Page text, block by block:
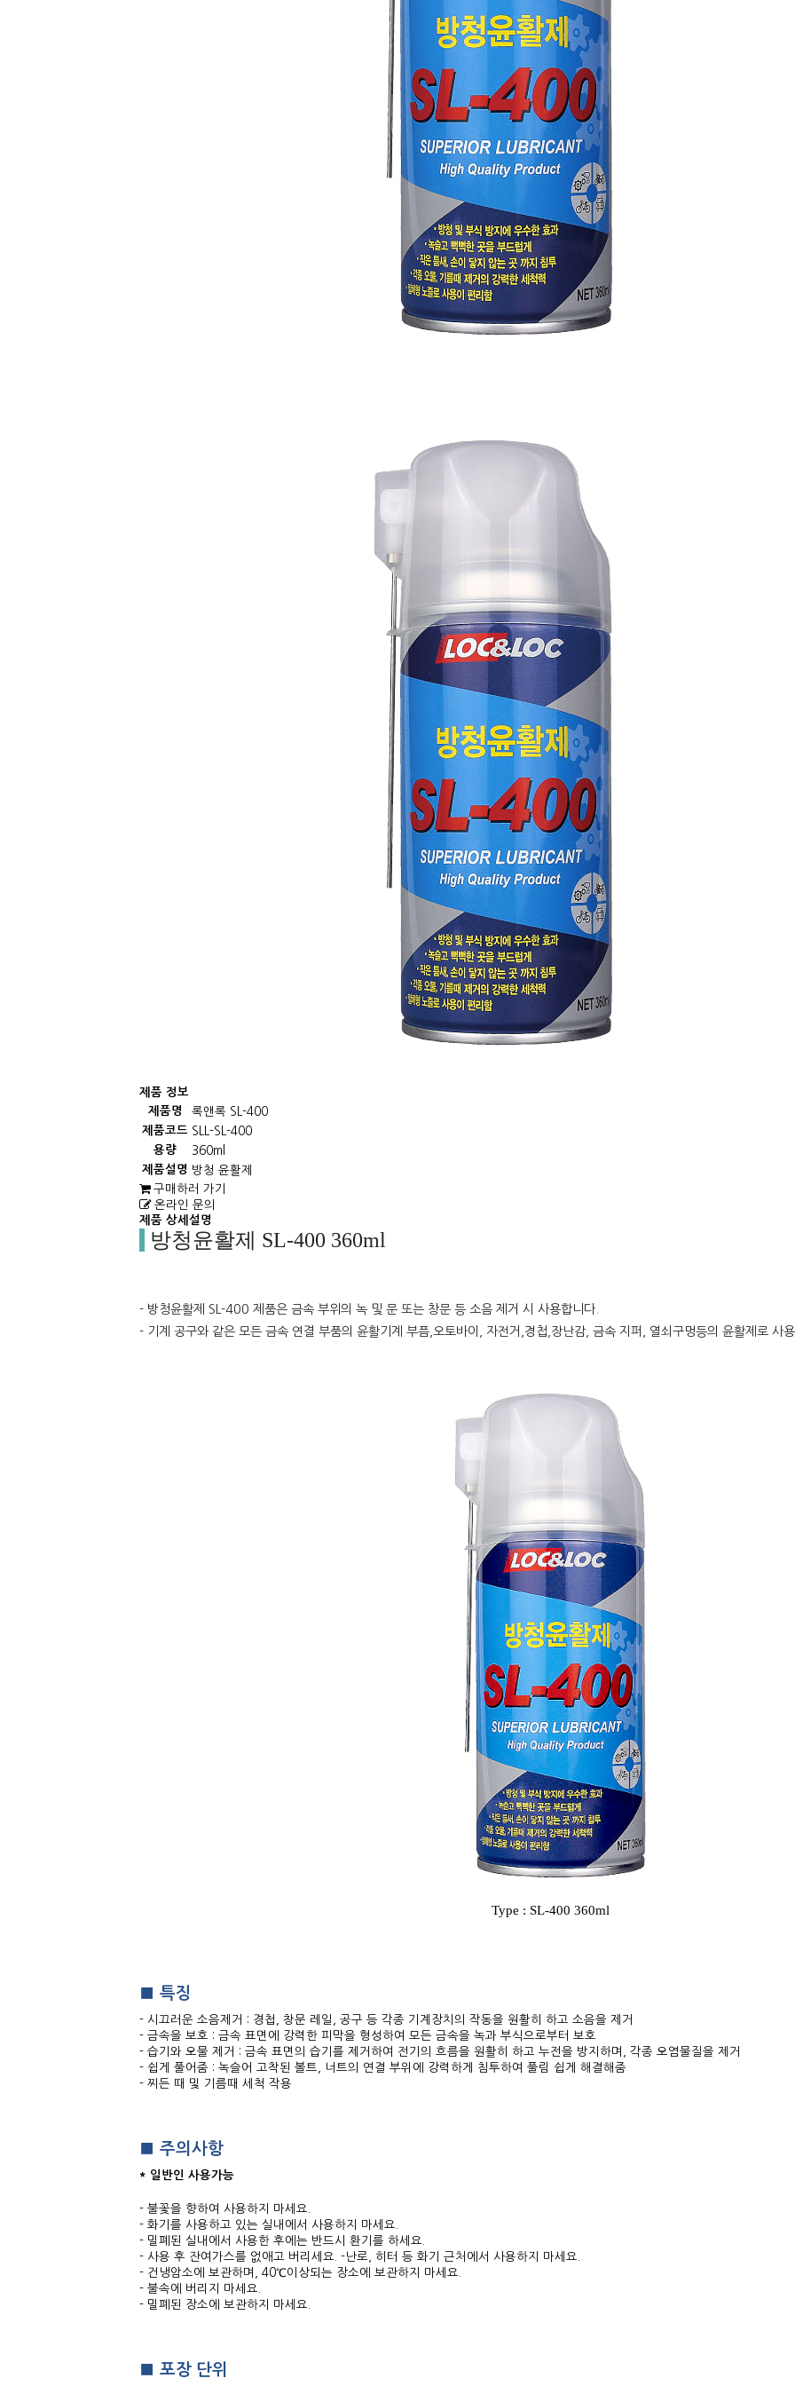
제품 정보
제품명
록앤록 SL-400
제품코드 SLL-SL-400
용량 360ml
제품설명 방청 윤활제
구매하러 가기
온라인 문의
제품 상세설명
방청윤활제 SL-400 360ml
- 방청윤활제 SL-400 제품은 금속 부위의 녹 및 문 또는 창문 등 소음 제거 시 사용합니다.
- 기계 공구와 같은 모든 금속 연결 부품의 윤활기계 부픔,오토바이, 자전거,경첩,장난감, 금속 지퍼, 열쇠구멍등의 윤활제로 사용
Type : SL-400 360ml
■ 특징
- 시끄러운 소음제거 : 경첩, 창문 레일, 공구 등 각종 기계장치의 작동을 원활히 하고 소음을 제거
- 금속을 보호 : 금속 표면에 강력한 피막을 형성하여 모든 금속을 녹과 부식으로부터 보호
- 습기와 오물 제거 : 금속 표면의 습기를 제거하여 전기의 흐름을 원활히 하고 누전을 방지하며, 각종 오염물질을 제거
- 쉽게 풀어줌 : 녹슬어 고착된 볼트, 너트의 연결 부위에 강력하게 침투하여 풀림 쉽게 해결해줌
- 찌든 때 및 기름때 세척 작용
■ 주의사항
* 일반인 사용가능
- 불꽃을 향하여 사용하지 마세요.
- 화기를 사용하고 있는 실내에서 사용하지 마세요.
- 밀폐된 실내에서 사용한 후에는 반드시 환기를 하세요.
- 사용 후 잔여가스를 없애고 버리세요. -난로, 히터 등 화기 근처에서 사용하지 마세요.
- 건냉암소에 보관하며, 40℃이상되는 장소에 보관하지 마세요.
- 불속에 버리지 마세요.
- 밀폐된 장소에 보관하지 마세요.
■ 포장 단위